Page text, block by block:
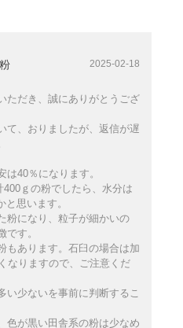
2025-02-18
ただき、誠にありがとうござ
て、おりましたが、返信が遅
は40％になります。
ｇの粉でしたら、水分は
思います。
粉になり、粒子が細かいの
です。
もあります。石臼の場合は加
なりますので、ご注意くだ
い少ないを事前に判断するこ
色が黒い田舎系の粉は少なめ